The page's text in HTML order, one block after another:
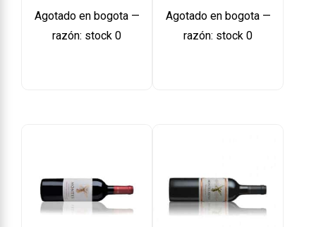
Agotado en bogota —
razón: stock 0
Agotado en bogota —
razón: stock 0